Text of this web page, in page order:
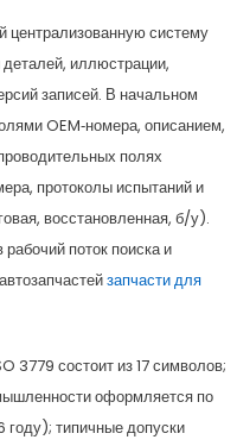
централизованную систему
иллюстрации,
записей. В начальном
OEM‑номера, описанием,
полях
протоколы испытаний и
восстановленная, б/у).
поток поиска и
запчасти для
3779 состоит из 17 символов;
оформляется по
году); типичные допуски